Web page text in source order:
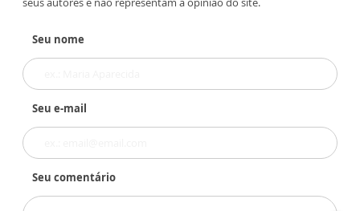
Seu nome
Seu e-mail
Seu comentário